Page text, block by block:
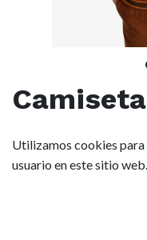
Baxter -
(csr0)
Utilizamos cookies
usuario en este sitio web.